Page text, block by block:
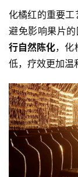
人
物
寺
巡
礼
视
频
化橘红的重要工
避免影响果片
行自然陈化，化
低，疗效更加温